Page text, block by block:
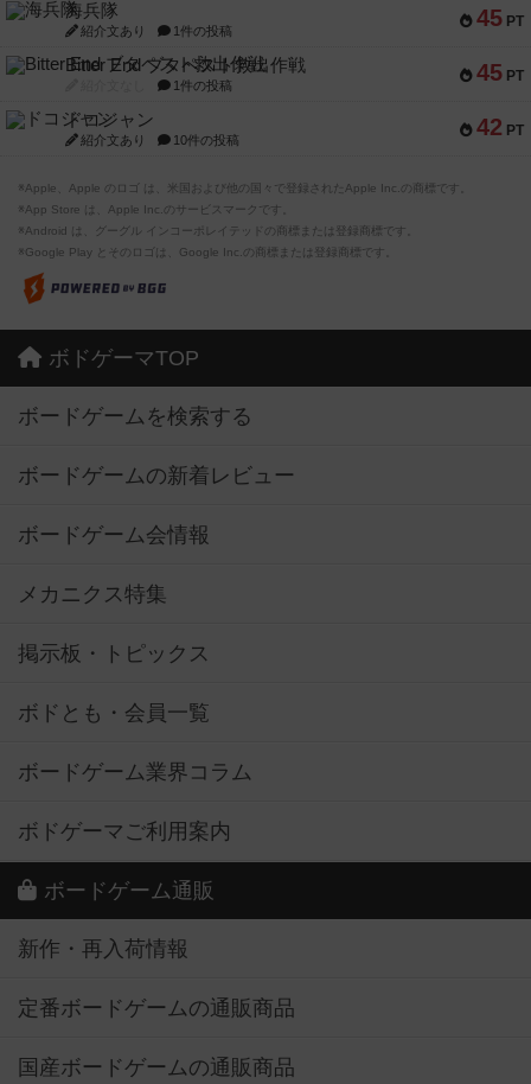
45 PT
海兵隊
紹介文あり 1件の投稿
45 PT
Bitter End ブタペスト救出作戦
1件の投稿
42 PT
ドコジャン
紹介文あり 10件の投稿
※Apple、Apple のロゴ は、米国および他の国々で登録されたApple Inc.の商標です。
※App Store は、Apple Inc.のサービスマークです。
※Android は、グーグル インコーポレイテッドの商標または登録商標です。
※Google Play とそのロゴは、Google Inc.の商標または登録商標です。
ボドゲーマTOP
ボードゲームを検索する
ボードゲームの新着レビュー
ボードゲーム会情報
メカニクス特集
掲示板・トピックス
ボドとも・会員一覧
ボードゲーム業界コラム
ボドゲーマご利用案内
ボードゲーム通販
新作・再入荷情報
定番ボードゲームの通販商品
国産ボードゲームの通販商品